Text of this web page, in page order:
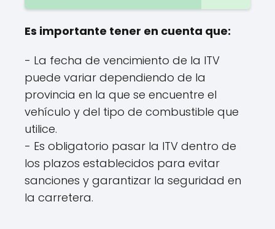
Es importante tener en cuenta que:
- La fecha de vencimiento de la ITV
puede variar dependiendo de la
provincia en la que se encuentre el
vehículo y del tipo de combustible que
utilice.
- Es obligatorio pasar la ITV dentro de
los plazos establecidos para evitar
sanciones y garantizar la seguridad en
la carretera.